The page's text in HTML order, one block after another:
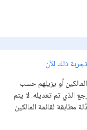
تجربة ذلك الآن
أو يزيلهم حسب
الذي تم تعديله. لا يتم
مطابقة لقائمة المالكين